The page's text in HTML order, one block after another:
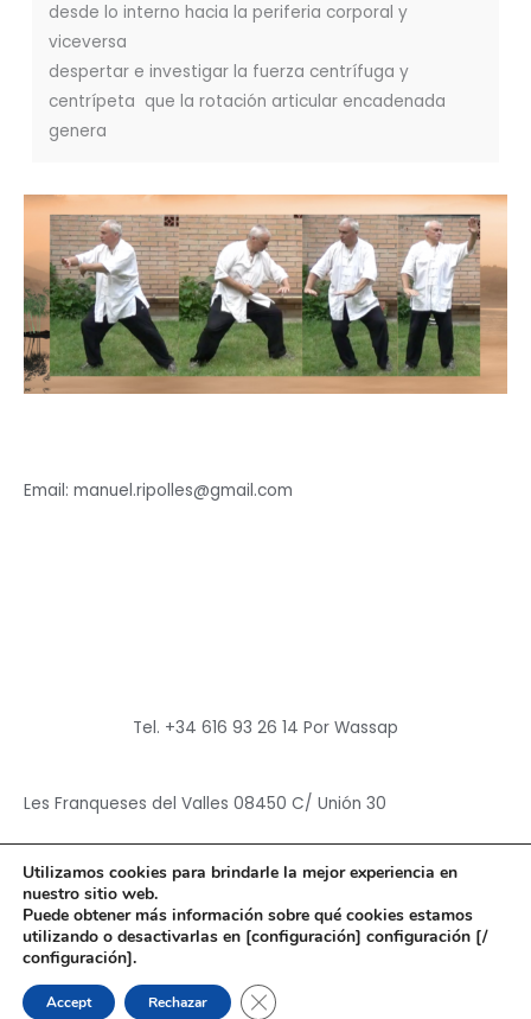
desde lo interno hacia la periferia corporal y
viceversa
despertar e investigar la fuerza centrífuga y
centrípeta que la rotación articular encadenada
genera
Email: manuel.ripolles@gmail.com
Tel. +34 616 93 26 14 Por Wassap
Les Franqueses del Valles 08450 C/ Unión 30
Copyright © 2026Hun Yuan Chen
Powered byHun Yuan Chen
Utilizamos cookies para brindarle la mejor experiencia en
nuestro sitio web.
Puede obtener más información sobre qué cookies estamos
utilizando o desactivarlas en [configuración] configuración [/
configuración].
Accept Rechazar CERRAR EL BANNER DE